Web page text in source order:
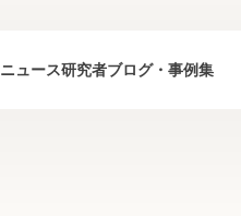
ニュース研究者ブログ・事例集